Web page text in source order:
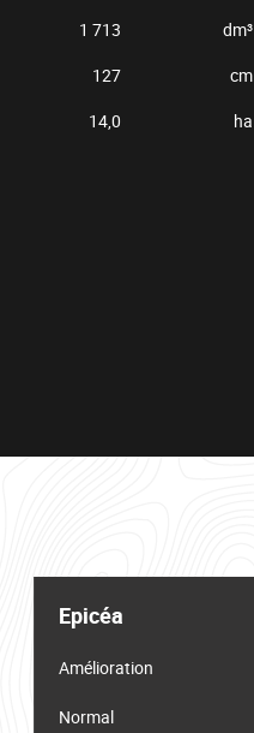
1 713
dm³
127
cm
14,0 ha
Epicéa
Amélioration
Normal